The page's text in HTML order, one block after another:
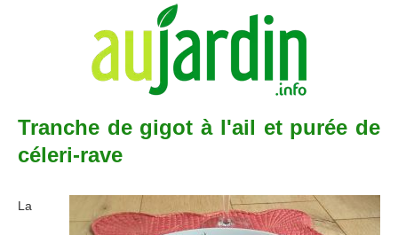
Tranche de gigot à l'ail et purée de
céleri-rave
La